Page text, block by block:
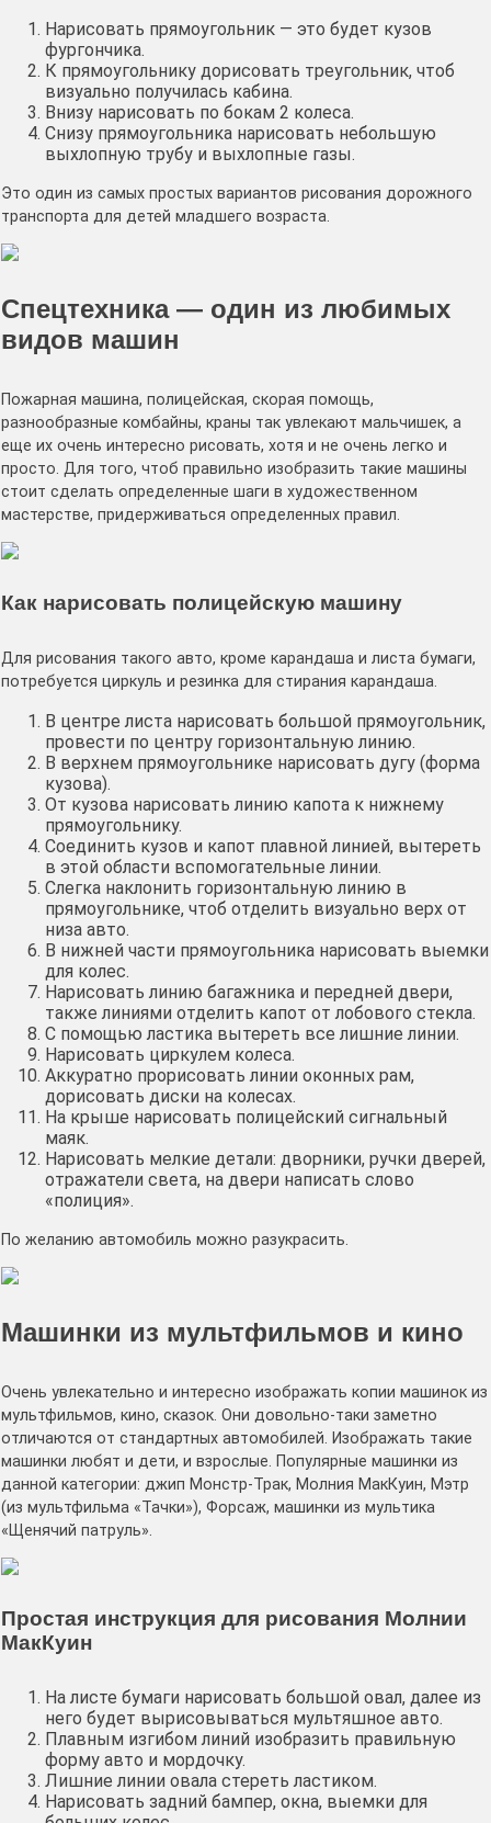
Нарисовать прямоугольник — это будет кузов
фургончика.
К прямоугольнику дорисовать треугольник, чтоб
визуально получилась кабина.
Внизу нарисовать по бокам 2 колеса.
Снизу прямоугольника нарисовать небольшую
выхлопную трубу и выхлопные газы.
Это один из самых простых вариантов рисования дорожного
транспорта для детей младшего возраста.
Спецтехника — один из любимых
видов машин
Пожарная машина, полицейская, скорая помощь,
разнообразные комбайны, краны так увлекают мальчишек, а
еще их очень интересно рисовать, хотя и не очень легко и
просто. Для того, чтоб правильно изобразить такие машины
стоит сделать определенные шаги в художественном
мастерстве, придерживаться определенных правил.
Как нарисовать полицейскую машину
Для рисования такого авто, кроме карандаша и листа бумаги,
потребуется циркуль и резинка для стирания карандаша.
В центре листа нарисовать большой прямоугольник,
провести по центру горизонтальную линию.
В верхнем прямоугольнике нарисовать дугу (форма
кузова).
От кузова нарисовать линию капота к нижнему
прямоугольнику.
Соединить кузов и капот плавной линией, вытереть
в этой области вспомогательные линии.
Слегка наклонить горизонтальную линию в
прямоугольнике, чтоб отделить визуально верх от
низа авто.
В нижней части прямоугольника нарисовать выемки
для колес.
Нарисовать линию багажника и передней двери,
также линиями отделить капот от лобового стекла.
С помощью ластика вытереть все лишние линии.
Нарисовать циркулем колеса.
Аккуратно прорисовать линии оконных рам,
дорисовать диски на колесах.
На крыше нарисовать полицейский сигнальный
маяк.
Нарисовать мелкие детали: дворники, ручки дверей,
отражатели света, на двери написать слово
«полиция».
По желанию автомобиль можно разукрасить.
Машинки из мультфильмов и кино
Очень увлекательно и интересно изображать копии машинок из
мультфильмов, кино, сказок. Они довольно-таки заметно
отличаются от стандартных автомобилей. Изображать такие
машинки любят и дети, и взрослые. Популярные машинки из
данной категории: джип Монстр-Трак, Молния МакКуин, Мэтр
(из мультфильма «Тачки»), Форсаж, машинки из мультика
«Щенячий патруль».
Простая инструкция для рисования Молнии
МакКуин
На листе бумаги нарисовать большой овал, далее из
него будет вырисовываться мультяшное авто.
Плавным изгибом линий изобразить правильную
форму авто и мордочку.
Лишние линии овала стереть ластиком.
Нарисовать задний бампер, окна, выемки для